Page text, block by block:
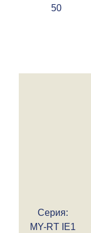
50
Серия:
MY-RT IE1